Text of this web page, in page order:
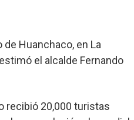
Huanchaco, en La
el alcalde Fernando
recibió 20,000 turistas